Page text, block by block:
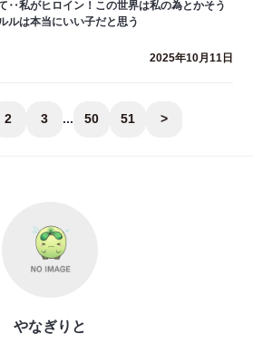
‥私がヒロイン！この世界は私の為とかそう
ルは本当にいい子だと思う
2025年10月11日
2 3 ... 50 51 >
やなぎりと